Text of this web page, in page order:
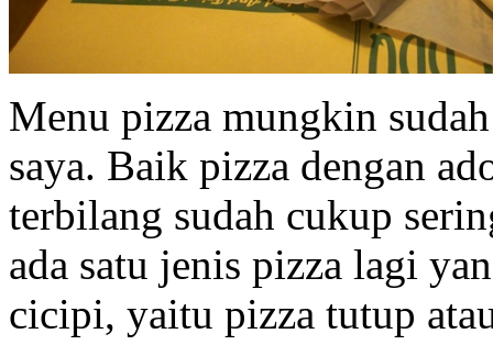
Menu pizza mungkin
saya. Baik pizza dengan
terbilang sudah cukup
ada satu jenis pizza lagi
cicipi, yaitu pizza tutup